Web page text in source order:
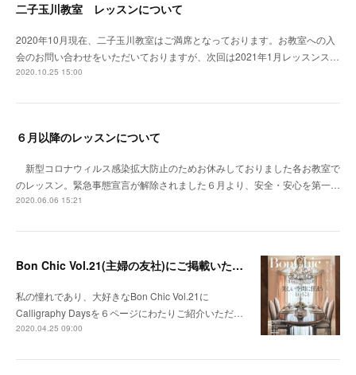
二子玉川教室 レッスンについて
2020年10月現在、二子玉川教室はご満席となっております。お教室への入
会のお問い合わせをいただいておりますが、次回は2021年1月レッスンス…
2020.10.25 15:00
６月以降のレッスンについて
新型コロナウィルス感染拡大防止のためお休みしておりました各お教室で
のレッスン。緊急事態宣言が解除されました６月より、安全・安心を第一…
2020.06.06 15:21
Bon Chic Vol.21(主婦の友社)にご掲載いただきました
私の憧れであり、大好きなBon Chic Vol.21に
Calligraphy Daysを６ページにわたりご紹介いただ…
2020.04.25 09:00